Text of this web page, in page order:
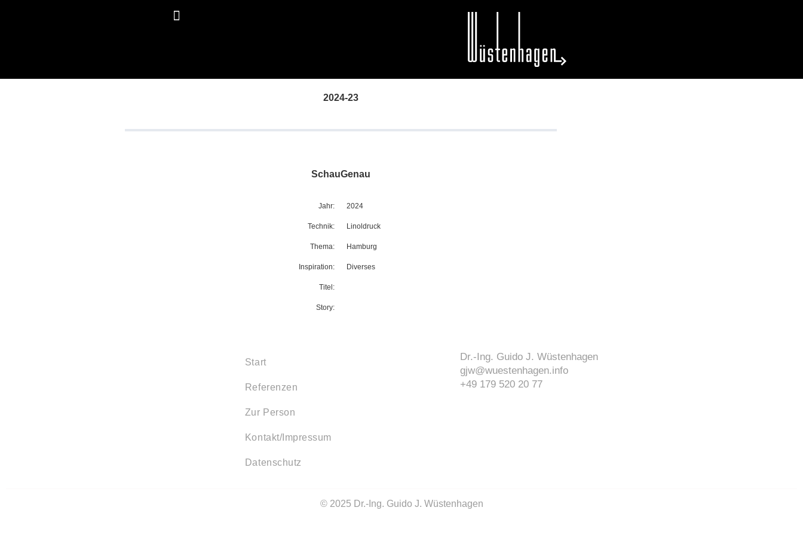
2024-23
SchauGenau
Jahr:
Technik:
Thema:
Inspiration:
Titel:
Story:
2024
Linoldruck
Hamburg
Diverses
Start
Referenzen
Zur Person
Kontakt/Impressum
Datenschutz
Dr.-Ing. Guido J. Wüstenhagen
gjw@wuestenhagen.info
+49 179 520 20 77
© 2025 Dr.-Ing. Guido J. Wüstenhagen